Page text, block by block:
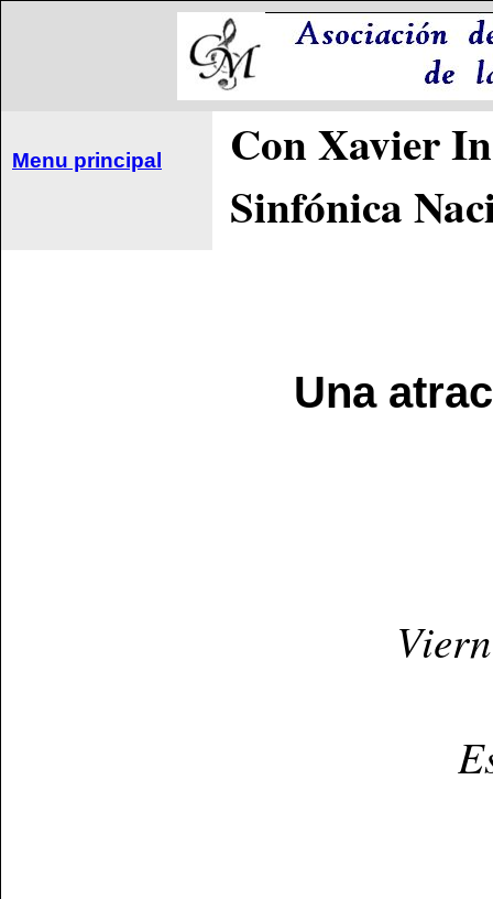
Menu principal
Con Xavier
Sinfónica
Una